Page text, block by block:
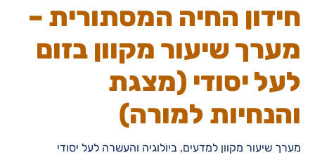
חידון החיה המסתורית –
מערך שיעור מקוון בזום
לעל יסודי (מצגת
והנחיות למורה)
מערך שיעור מקוון למדעים, ביולוגיה והעשרה לעל יסודי